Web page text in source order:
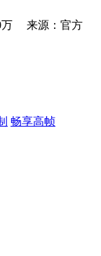
来源：官方
畅享高帧